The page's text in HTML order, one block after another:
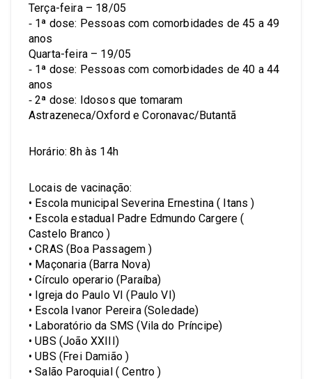
Terça-feira – 18/05
⁃ 1ª dose: Pessoas com comorbidades de 45 a 49
anos
Quarta-feira – 19/05
⁃ 1ª dose: Pessoas com comorbidades de 40 a 44
anos
⁃ 2ª dose: Idosos que tomaram
Astrazeneca/Oxford e Coronavac/Butantã
Horário: 8h às 14h
Locais de vacinação:
• Escola municipal Severina Ernestina ( Itans )
• Escola estadual Padre Edmundo Cargere (
Castelo Branco )
• CRAS (Boa Passagem )
• Maçonaria (Barra Nova)
• Círculo operario (Paraíba)
• Igreja do Paulo VI (Paulo VI)
• Escola Ivanor Pereira (Soledade)
• Laboratório da SMS (Vila do Príncipe)
• UBS (João XXIII)
• UBS (Frei Damião )
• Salão Paroquial ( Centro )